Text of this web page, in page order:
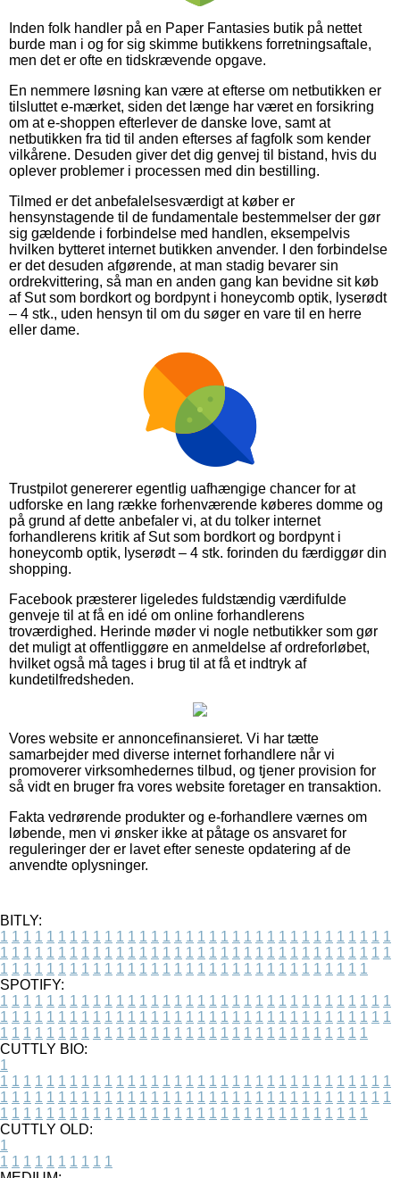
Inden folk handler på en Paper Fantasies butik på nettet
burde man i og for sig skimme butikkens forretningsaftale,
men det er ofte en tidskrævende opgave.
En nemmere løsning kan være at efterse om netbutikken er
tilsluttet e-mærket, siden det længe har været en forsikring
om at e-shoppen efterlever de danske love, samt at
netbutikken fra tid til anden efterses af fagfolk som kender
vilkårene. Desuden giver det dig genvej til bistand, hvis du
oplever problemer i processen med din bestilling.
Tilmed er det anbefalelsesværdigt at køber er
hensynstagende til de fundamentale bestemmelser der gør
sig gældende i forbindelse med handlen, eksempelvis
hvilken bytteret internet butikken anvender. I den forbindelse
er det desuden afgørende, at man stadig bevarer sin
ordrekvittering, så man en anden gang kan bevidne sit køb
af Sut som bordkort og bordpynt i honeycomb optik, lyserødt
– 4 stk., uden hensyn til om du søger en vare til en herre
eller dame.
Trustpilot genererer egentlig uafhængige chancer for at
udforske en lang række forhenværende køberes domme og
på grund af dette anbefaler vi, at du tolker internet
forhandlerens kritik af Sut som bordkort og bordpynt i
honeycomb optik, lyserødt – 4 stk. forinden du færdiggør din
shopping.
Facebook præsterer ligeledes fuldstændig værdifulde
genveje til at få en idé om online forhandlerens
troværdighed. Herinde møder vi nogle netbutikker som gør
det muligt at offentliggøre en anmeldelse af ordreforløbet,
hvilket også må tages i brug til at få et indtryk af
kundetilfredsheden.
Vores website er annoncefinansieret. Vi har tætte
samarbejder med diverse internet forhandlere når vi
promoverer virksomhedernes tilbud, og tjener provision for
så vidt en bruger fra vores website foretager en transaktion.
Fakta vedrørende produkter og e-forhandlere værnes om
løbende, men vi ønsker ikke at påtage os ansvaret for
reguleringer der er lavet efter seneste opdatering af de
anvendte oplysninger.
BITLY:
1 1 1 1 1 1 1 1 1 1 1 1 1 1 1 1 1 1 1 1 1 1 1 1 1 1 1 1 1 1 1 1 1 1
1 1 1 1 1 1 1 1 1 1 1 1 1 1 1 1 1 1 1 1 1 1 1 1 1 1 1 1 1 1 1 1 1 1
1 1 1 1 1 1 1 1 1 1 1 1 1 1 1 1 1 1 1 1 1 1 1 1 1 1 1 1 1 1 1 1
SPOTIFY:
1 1 1 1 1 1 1 1 1 1 1 1 1 1 1 1 1 1 1 1 1 1 1 1 1 1 1 1 1 1 1 1 1 1
1 1 1 1 1 1 1 1 1 1 1 1 1 1 1 1 1 1 1 1 1 1 1 1 1 1 1 1 1 1 1 1 1 1
1 1 1 1 1 1 1 1 1 1 1 1 1 1 1 1 1 1 1 1 1 1 1 1 1 1 1 1 1 1 1 1
CUTTLY BIO:
1
1 1 1 1 1 1 1 1 1 1 1 1 1 1 1 1 1 1 1 1 1 1 1 1 1 1 1 1 1 1 1 1 1 1
1 1 1 1 1 1 1 1 1 1 1 1 1 1 1 1 1 1 1 1 1 1 1 1 1 1 1 1 1 1 1 1 1 1
1 1 1 1 1 1 1 1 1 1 1 1 1 1 1 1 1 1 1 1 1 1 1 1 1 1 1 1 1 1 1 1
CUTTLY OLD:
1
1 1 1 1 1 1 1 1 1 1